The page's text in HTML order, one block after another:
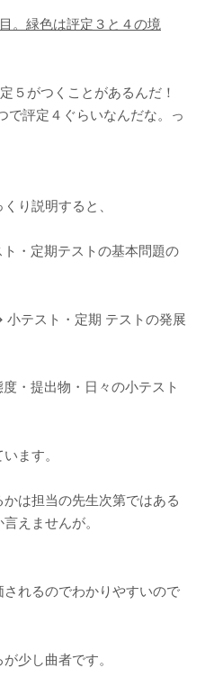
。緑色は評定３と４の境
５がつくことがあるんだ！
で評定４ぐらいなんだな。っ
り説明すると、
・定期テストの基本問題の
小テスト・定期 テストの発展
・提出物・日々の小テスト
ます。
は担当の先生次第ではある
えませんが。
れるのでわかりやすいので
少し曲者です。